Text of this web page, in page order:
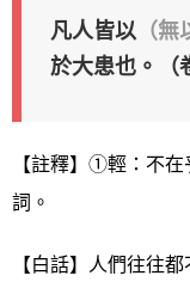
凡人皆以 （無
於大患也。（
【註釋】①輕：不
詞。
【白話】人們往往